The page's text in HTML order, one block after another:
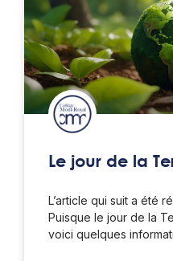
Le jour de la
L’article qui suit a été
Puisque le jour de la
voici quelques